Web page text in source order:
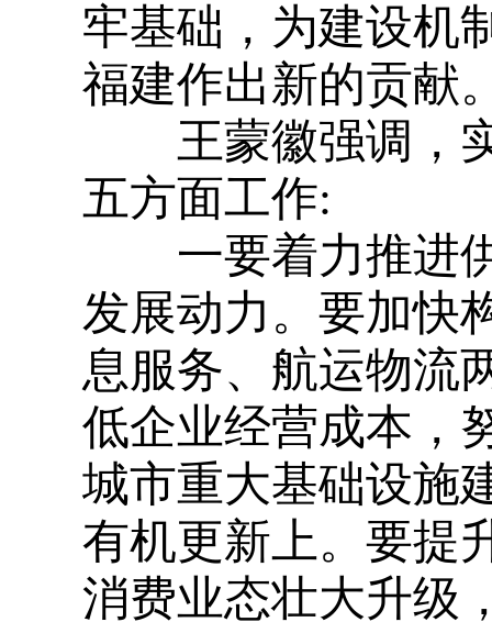
牢基础，为建设机
福建作出新的贡献
王蒙徽强调，实
五方面工作:
一要着力推进供
发展动力。要加快
息服务、航运物流
低企业经营成本，
城市重大基础设施
有机更新上。要提
消费业态壮大升级